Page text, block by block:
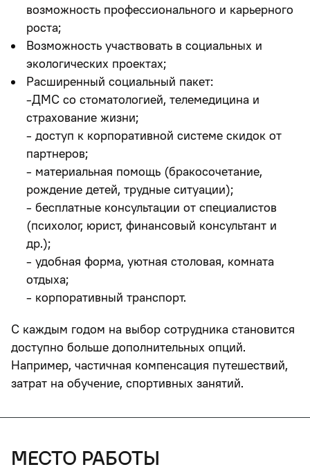
возможность профессионального и карьерного
роста;
Возможность участвовать в социальных и
экологических проектах;
Расширенный социальный пакет:
-ДМС со стоматологией, телемедицина и
страхование жизни;
- доступ к корпоративной системе скидок от
партнеров;
- материальная помощь (бракосочетание,
рождение детей, трудные ситуации);
- бесплатные консультации от специалистов
(психолог, юрист, финансовый консультант и
др.);
- удобная форма, уютная столовая, комната
отдыха;
- корпоративный транспорт.
С каждым годом на выбор сотрудника становится
доступно больше дополнительных опций.
Например, частичная компенсация путешествий,
затрат на обучение, спортивных занятий.
место работы